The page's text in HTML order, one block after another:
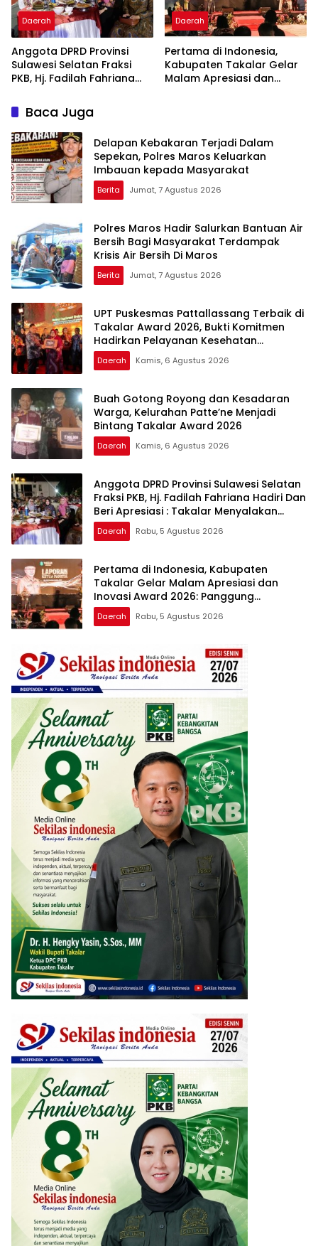
Daerah
Anggota DPRD Provinsi
Sulawesi Selatan Fraksi
PKB, Hj. Fadilah Fahriana
Takalar Menyalakan
Lentera Pengabdian
Melalui Malam Apresiasi
dan Inovasi Award 2026
Daerah
Pertama di Indonesia,
Kabupaten Takalar Gelar
Malam Apresiasi dan
Baca Juga
Delapan Kebakaran Terjadi Dalam
Sepekan, Polres Maros Keluarkan
Imbauan kepada Masyarakat
Berita Jumat, 7 Agustus 2026
Polres Maros Hadir Salurkan Bantuan Air
Bersih Bagi Masyarakat Terdampak
Krisis Air Bersih Di Maros
Berita Jumat, 7 Agustus 2026
UPT Puskesmas Pattallassang Terbaik di
Takalar Award 2026, Bukti Komitmen
Hadirkan Pelayanan Kesehatan
Berkualitas
Daerah Kamis, 6 Agustus 2026
Buah Gotong Royong dan Kesadaran
Warga, Kelurahan Patte’ne Menjadi
Bintang Takalar Award 2026
Daerah Kamis, 6 Agustus 2026
Anggota DPRD Provinsi Sulawesi Selatan
Fraksi PKB, Hj. Fadilah Fahriana Hadiri Dan
Beri Apresiasi : Takalar Menyalakan
Lentera Pengabdian Melalui Malam
Apresiasi dan Inovasi Award 2026
Daerah Rabu, 5 Agustus 2026
Pertama di Indonesia, Kabupaten
Takalar Gelar Malam Apresiasi dan
Inovasi Award 2026: Panggung
Penghargaan bagi Pelayan Publik
Berprestasi
Daerah Rabu, 5 Agustus 2026